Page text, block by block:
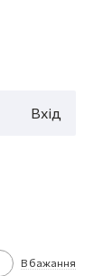
Вхід
В бажання